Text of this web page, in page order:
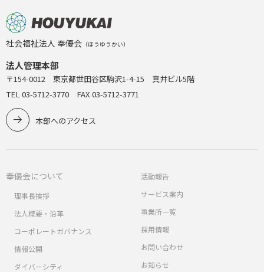
社会福祉法人 奉優会 （ほうゆうかい）
法人管理本部
〒154-0012 東京都世田谷区駒沢1-4-15 真井ビル5階
TEL 03-5712-3770 FAX 03-5712-3771
本部へのアクセス
奉優会について
理事長挨拶
法人概要・沿革
コーポレートガバナンス
情報公開
ダイバーシティ
活動報告
サービス案内
事業所一覧
採用情報
お問い合わせ
お知らせ